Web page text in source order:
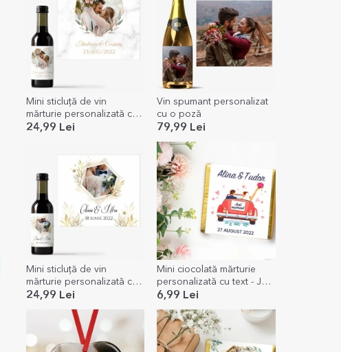
Mini sticluță de vin
mărturie personalizată cu
o poză și text - Inimă
24,99 Lei
Vin spumant personalizat
cu o poză
79,99 Lei
Mini sticluță de vin
mărturie personalizată cu
o poză și text - Moment
24,99 Lei
Mini ciocolată mărturie
personalizată cu text - Just
married
6,99 Lei